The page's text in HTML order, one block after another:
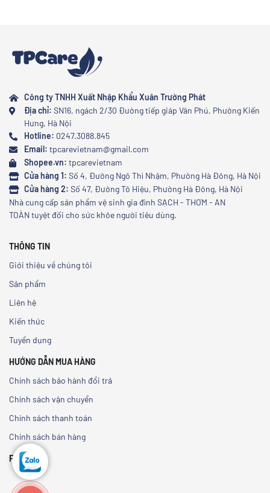
Công ty TNHH Xuất Nhập Khẩu Xuân Trường Phát
Địa chỉ: SN16, ngách 2/30 Đường tiếp giáp Văn Phú, Phường Kiến
Hưng, Hà Nội
Hotline: 0247.3088.845
Email: tpcarevietnam@gmail.com
Shopee.vn: tpcarevietnam
Cửa hàng 1: Số 4, Đường Ngô Thì Nhậm, Phường Hà Đông, Hà Nội
Cửa hàng 2: Số 47, Đường Tô Hiệu, Phường Hà Đông, Hà Nội
Nhà cung cấp sản phẩm vệ sinh gia đình SẠCH - THƠM - AN
TOÀN tuyệt đối cho sức khỏe người tiêu dùng.
THÔNG TIN
Giới thiệu về chúng tôi
Sản phẩm
Liên hệ
Kiến thức
Tuyển dụng
HƯỚNG DẪN MUA HÀNG
Chính sách bảo hành đổi trả
Chính sách vận chuyển
Chính sách thanh toán
Chính sách bán hàng
FANPAGE